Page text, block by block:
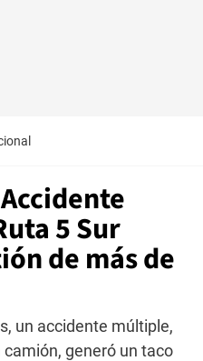
5 Sur
de más de
un accidente múltiple,
generó un taco